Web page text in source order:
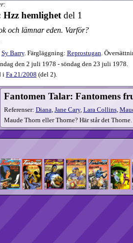
Hzz hemlighetdel 1
och lämnar eden. Varför?
Sy Barry. Färgläggning: Reprostugan.
den 2 juli 1978 - söndag den 23 juli 1978.
i Fa21​/2008 (del 2).
Fantomen Talar: Fantomens
Referenser: Diana Jane Cary, Lara Collins,
Maude Thorn eller Thorne? Här står det Thorne.